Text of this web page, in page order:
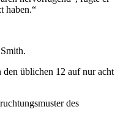
haben.“
den üblichen 12 auf nur acht
des